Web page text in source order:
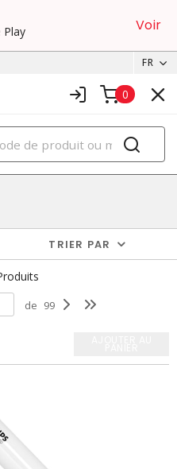
Play
Voir
FR
0
TRIER PAR
de 99